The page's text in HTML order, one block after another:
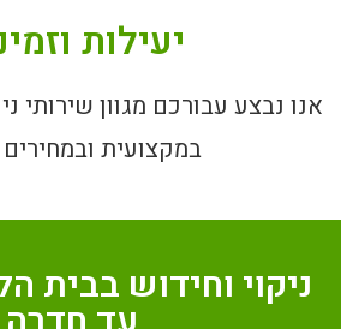
יעילות
אנו נבצע עבורכם מגוון שירותי
במקצועית ובמחירים
ניקוי וחידוש בבית